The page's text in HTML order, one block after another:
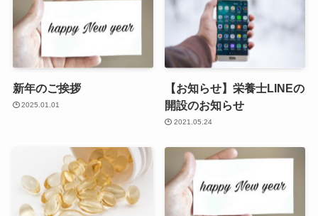
新年のご挨拶
2025.01.01
【お知らせ】栄養士LINEの
開設のお知らせ
2021.05.24